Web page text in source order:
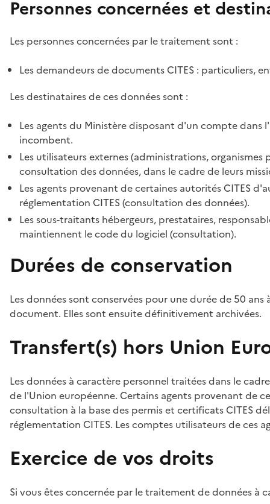
Personnes concernées et
Les personnes concernées par le traitement sont :
Les demandeurs de documents CITES : particuliers,
Les destinataires de ces données sont :
Les agents du Ministère disposant d'un compte
incombent.
Les utilisateurs externes (administrations,
consultation des données, dans le cadre de leurs
Les agents provenant de certaines autorités CITES
réglementation CITES (consultation des données).
Les sous-traitants hébergeurs, prestataires,
maintiennent le code du logiciel (consultation).
Durées de conservation
Les données sont conservées pour une durée de 50
document. Elles sont ensuite définitivement archivées.
Transfert(s) hors Union
Les données à caractère personnel traitées dans le
de l'Union européenne. Certains agents provenant de
consultation à la base des permis et certificats CITES
réglementation CITES. Les comptes utilisateurs de ces
Exercice de vos droits
Si vous êtes concernée par le traitement de données à